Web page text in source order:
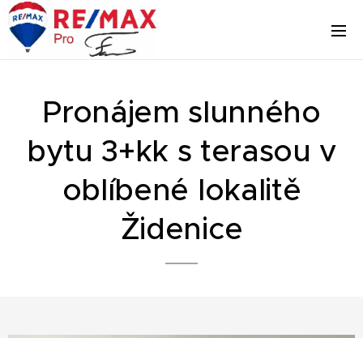
Pronájem slunného
bytu 3+kk s terasou v
oblíbené lokalitě
Židenice